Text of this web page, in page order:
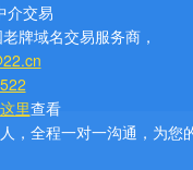
介交易
牌域名交易服务商，
里查看
，全程一对一沟通，为您